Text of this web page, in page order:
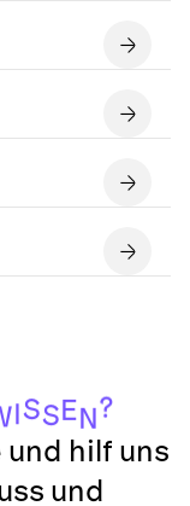
ISS E N ?
und hilf uns
und